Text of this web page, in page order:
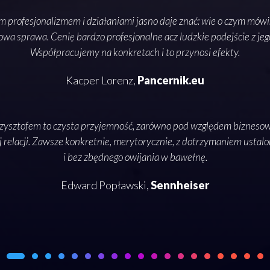
profesjonalizmem i działaniami jasno daje znać: wie o czym
sprawa. Cenię bardzo profesjonalne acz ludzkie podejście z
Współpracujemy na konkretach i to przynosi efekty.
Kacper Lorenz, Pancernik.eu
to czysta przyjemność, zarówno pod względem
relacji. Zawsze konkretnie, merytorycznie, z dotrzymaniem
i bez zbędnego owijania w bawełnę.
Edward Popławski,Sennheiser